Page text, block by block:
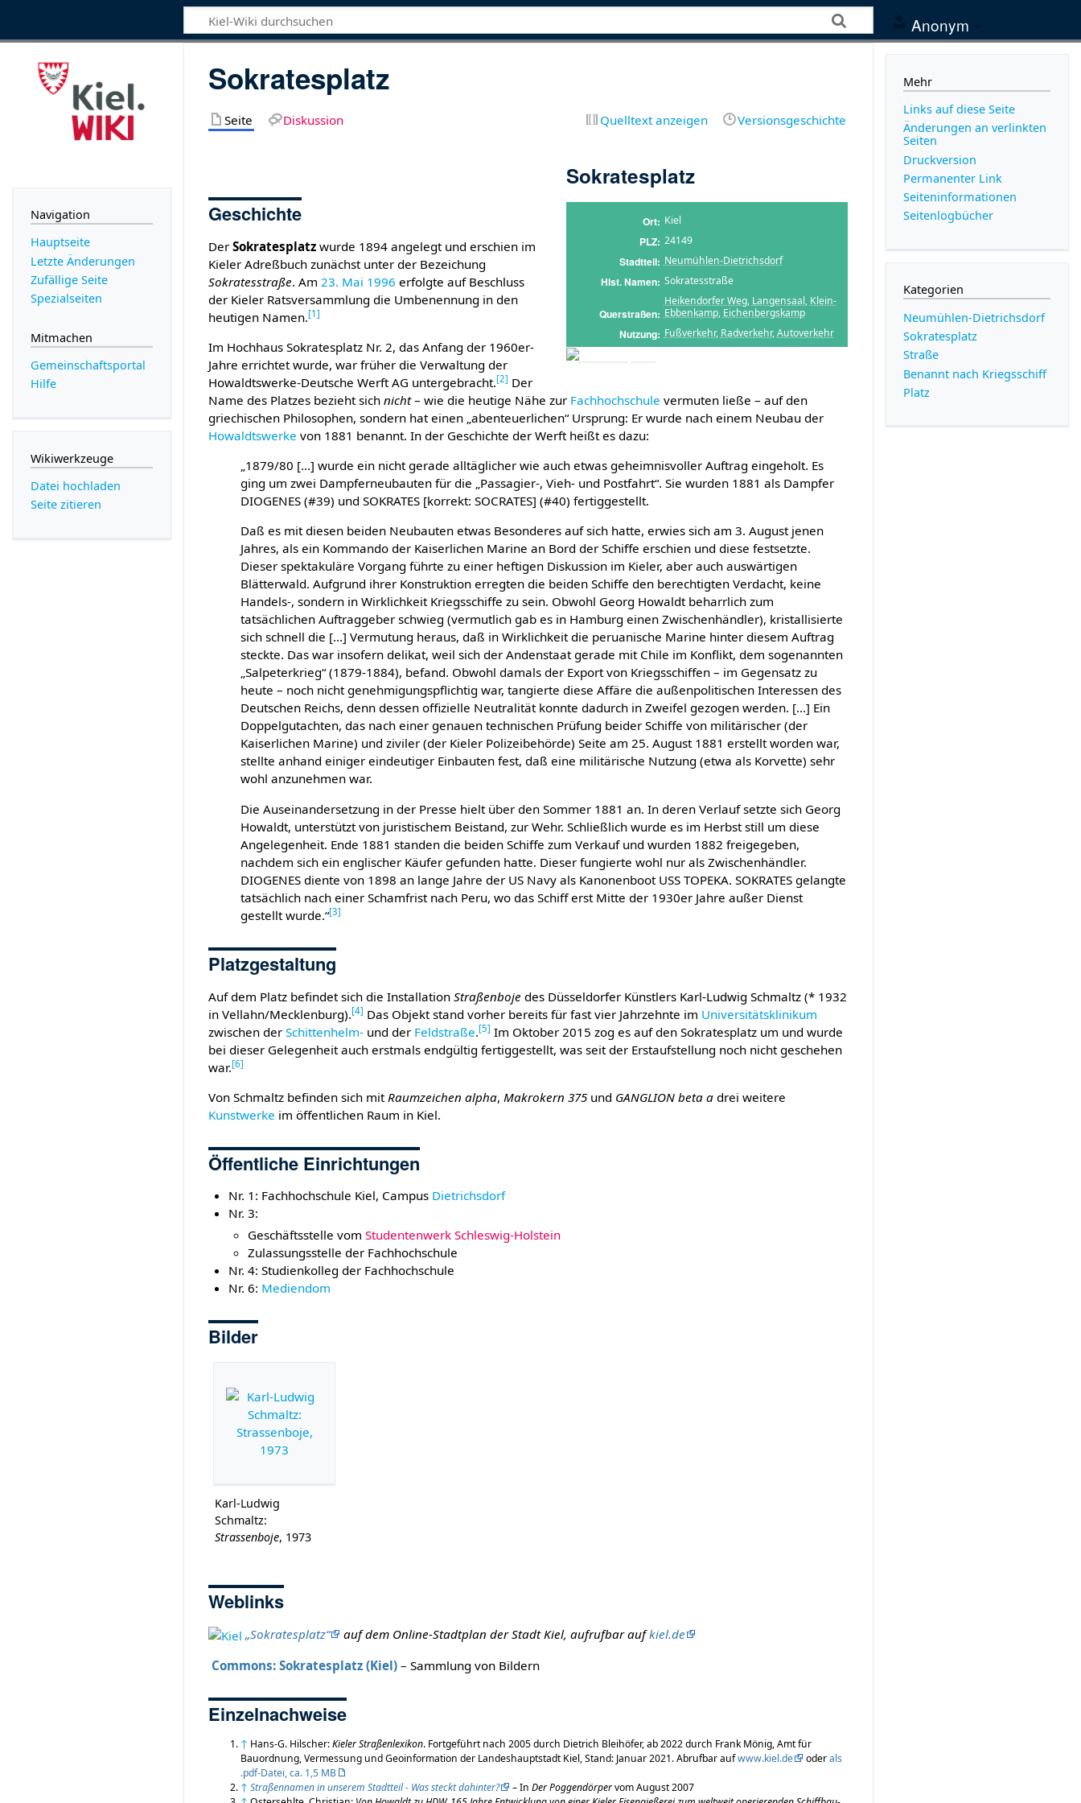
Anonym
Sokratesplatz
Seite Diskussion Quelltext anzeigen Versionsgeschichte
Sokratesplatz
Ort Kiel
PLZ 24149
Stadtteil Neumühlen-Dietrichsdorf
Hist. Namen Sokratesstraße
Querstraßen
Heikendorfer Weg, Langensaal, Klein-
Ebbenkamp, Eichenbergskamp
Nutzung Fußverkehr, Radverkehr,Autoverkehr
Geschichte
DerSokratesplatz wurde 1894 angelegt und erschien im
Kieler Adreßbuch zunächst unter der Bezeichung
Sokratesstraße. Am 23. Mai 1996 erfolgte auf Beschluss
der Kieler Ratsversammlung die Umbenennung in den
heutigen Namen.[1]
Im Hochhaus Sokratesplatz Nr. 2, das Anfang der 1960er-
Jahre errichtet wurde, war früher die Verwaltung der
Howaldtswerke-Deutsche Werft AG untergebracht.[2] Der
Name des Platzes bezieht sichnicht– wie die heutige Nähe zur Fachhochschule vermuten ließe – auf den
griechischen Philosophen, sondern hat einen „abenteuerlichen“ Ursprung: Er wurde nach einem Neubau der
Howaldtswerke von 1881 benannt. In der Geschichte der Werft heißt es dazu:
„1879/80 [...] wurde ein nicht gerade alltäglicher wie auch etwas geheimnisvoller Auftrag eingeholt. Es
ging um zwei Dampferneubauten für die „Passagier-, Vieh- und Postfahrt“. Sie wurden 1881 als Dampfer
DIOGENES (#39) und SOKRATES [korrekt: SOCRATES] (#40) fertiggestellt.
Daß es mit diesen beiden Neubauten etwas Besonderes auf sich hatte, erwies sich am 3. August jenen
Jahres, als ein Kommando der Kaiserlichen Marine an Bord der Schiffe erschien und diese festsetzte.
Dieser spektakuläre Vorgang führte zu einer heftigen Diskussion im Kieler, aber auch auswärtigen
Blätterwald. Aufgrund ihrer Kon­struktion erregten die beiden Schiffe den berechtigten Verdacht, keine
Handels-, sondern in Wirklichkeit Kriegs­schiffe zu sein. Obwohl Georg Howaldt beharrlich zum
tatsächlichen Auftraggeber schwieg (vermutlich gab es in Hamburg einen Zwischenhändler), kristallisierte
sich schnell die [...] Vermutung heraus, daß in Wirklichkeit die peruanische Marine hinter diesem Auftrag
steckte. Das war insofern delikat, weil sich der Andenstaat gerade mit Chile im Konflikt, dem sogenannten
„Salpeterkrieg“ (1879-1884), befand. Obwohl damals der Export von Kriegsschiffen – im Gegensatz zu
heute – noch nicht genehmigungs­pflichtig war, tangierte diese Affäre die außenpolitischen Interessen des
Deutschen Reichs, denn dessen offizielle Neutralität konnte dadurch in Zweifel gezogen werden. [...] Ein
Doppelgutachten, das nach einer genauen technischen Prüfung beider Schiffe von militärischer (der
Kaiserlichen Marine) und ziviler (der Kieler Polizeibehörde) Seite am 25. August 1881 erstellt worden war,
stellte anhand einiger eindeutiger Einbauten fest, daß eine militärische Nutzung (etwa als Korvette) sehr
wohl anzunehmen war.
Die Auseinandersetzung in der Presse hielt über den Sommer 1881 an. In deren Verlauf setzte sich Georg
Ho­waldt, unterstützt von juristischem Beistand, zur Wehr. Schließlich wurde es im Herbst still um diese
Angelegenheit. Ende 1881 standen die beiden Schiffe zum Verkauf und wurden 1882 freigegeben,
nachdem sich ein englischer Käufer gefunden hatte. Dieser fungierte wohl nur als Zwischenhändler.
DIOGENES diente von 1898 an lange Jahre der US Navy als Kanonenboot USS TOPEKA. SOKRATES gelangte
tatsächlich nach einer Schamfrist nach Peru, wo das Schiff erst Mitte der 1930er Jahre außer Dienst
gestellt wurde.“[3]
Platzgestaltung
Auf dem Platz befindet sich die InstallationStraßenboje des Düsseldorfer Künstlers Karl-Ludwig Schmaltz (* 1932
in Vellahn/Mecklenburg).[4] Das Objekt stand vorher bereits für fast vier Jahrzehnte im Universitätsklinikum
zwischen derSchittenhelm- und der Feldstraße.[5] Im Oktober 2015 zog es auf den Sokratesplatz um und wurde
bei dieser Gelegenheit auch erstmals endgültig fertiggestellt, was seit der Erstaufstellung noch nicht geschehen
war.[6]
Von Schmaltz befinden sich mitRaumzeichen alpha,Makrokern 375 und GANGLION beta a drei weitere
Kunstwerke im öffentlichen Raum in Kiel.
Öffentliche Einrichtungen
Nr. 1: Fachhochschule Kiel, Campus Dietrichsdorf
Nr. 3:
Geschäftsstelle vom Studentenwerk Schleswig-Holstein
Zulassungsstelle der Fachhochschule
Nr. 4: Studienkolleg der Fachhochschule
Nr. 6: Mediendom
Bilder
Karl-Ludwig
Schmaltz:
Strassenboje, 1973
Weblinks
„Sokratesplatz“ auf dem Online-Stadtplan der Stadt Kiel, aufrufbar aufkiel.de
Commons: Sokratesplatz (Kiel) – Sammlung von Bildern
Einzelnachweise
↑ Hans-G. Hilscher:Kieler Straßenlexikon. Fortgeführt nach 2005 durch Dietrich Bleihöfer, ab 2022 durch Frank Mönig, Amt für
Bauordnung, Vermessung und Geoinformation der Landeshauptstadt Kiel, Stand: Januar 2021. Abrufbar aufwww.kiel.de oderals
.pdf-Datei, ca. 1,5 MB
↑ Straßennamen in unserem Stadtteil - Was steckt dahinter? – InDer Poggendörpervom August 2007
Navigation
Hauptseite
Letzte Änderungen
Zufällige Seite
Spezialseiten
Mitmachen
Gemeinschafts­portal
Hilfe
Wikiwerkzeuge
Datei hochladen
Seite zitieren
Mehr
Links auf diese Seite
Änderungen an verlinkten
Seiten
Druckversion
Permanenter Link
Seiten­­informationen
Seitenlogbücher
Kategorien
Neumühlen-Dietrichsdorf
Sokratesplatz
Straße
Benannt nach Kriegsschiff
Platz